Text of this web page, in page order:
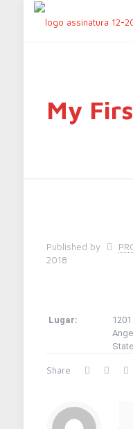
My
Published by
2018
Lugar:
Share